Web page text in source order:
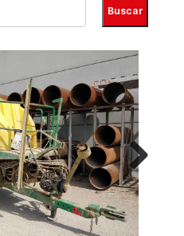
Next